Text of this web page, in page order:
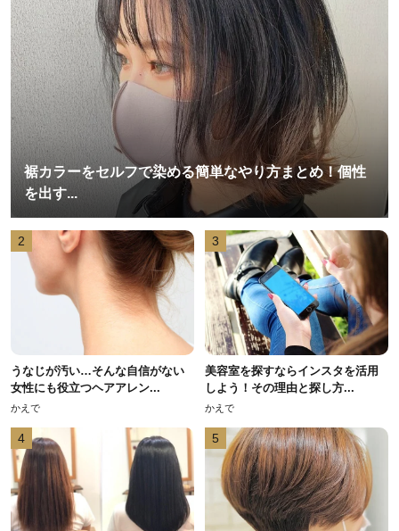
裾カラーをセルフで染める簡単なやり方まとめ！個性
を出す...
2
うなじが汚い…そんな自信がない
女性にも役立つヘアアレン...
かえで
3
美容室を探すならインスタを活用
しよう！その理由と探し方...
かえで
4 5